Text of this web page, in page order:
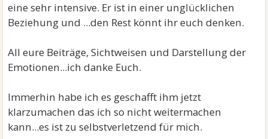
eine sehr intensive. Er ist in einer unglücklichen
Beziehung und ...den Rest könnt ihr euch denken.
All eure Beiträge, Sichtweisen und Darstellung der
Emotionen...ich danke Euch.
Immerhin habe ich es geschafft ihm jetzt
klarzumachen das ich so nicht weitermachen
kann...es ist zu selbstverletzend für mich.